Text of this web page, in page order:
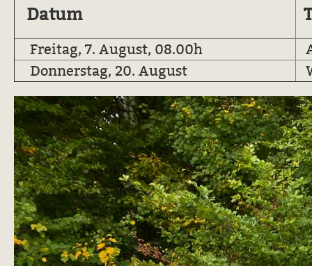
Datum
Freitag, 7. August, 08.00h
Donnerstag, 20. August